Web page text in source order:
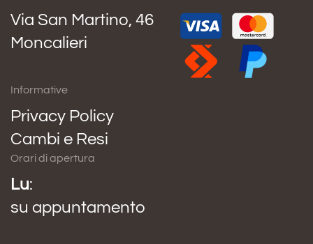
Via San Martino, 46
Moncalieri
Informative
Privacy Policy
Cambi e Resi
Orari di apertura
Lu:
su appuntamento